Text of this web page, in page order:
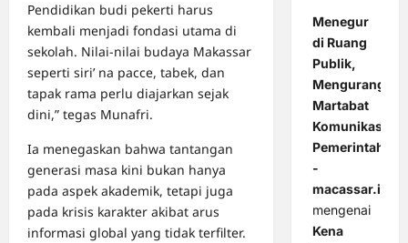
Pendidikan budi pekerti harus
kembali menjadi fondasi utama di
sekolah. Nilai-nilai budaya Makassar
seperti siri’ na pacce, tabek, dan
tapak rama perlu diajarkan sejak
dini,” tegas Munafri.
Ia menegaskan bahwa tantangan
generasi masa kini bukan hanya
pada aspek akademik, tetapi juga
pada krisis karakter akibat arus
informasi global yang tidak terfilter.
Menegur
di Ruang
Publik,
Mengurangi
Martabat
Komunikasi
Pemerintahan
-
macassar.id
mengenai
Kena